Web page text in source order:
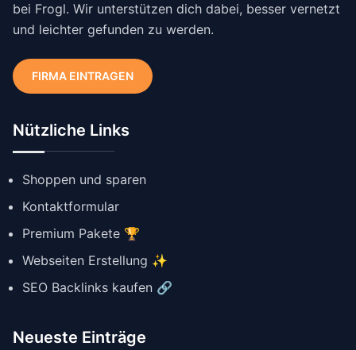
bei Frogl. Wir unterstützen dich dabei, besser vernetzt
und leichter gefunden zu werden.
FIRMA EINTRAGEN
Nützliche Links
Shoppen und sparen
Kontaktformular
Premium Pakete 🏆
Webseiten Erstellung ✨
SEO Backlinks kaufen 🔗
Neueste Einträge